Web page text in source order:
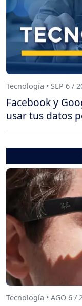
Tecnología • SEP 6 /
Facebook y
usar tus datos
Tecnología • AGO 6 /